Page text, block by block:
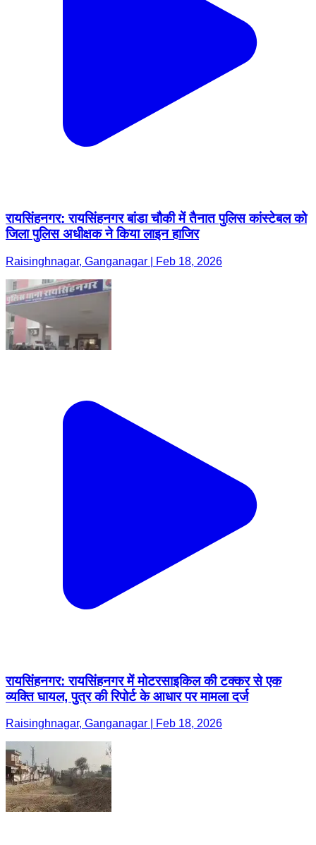
रायसिंहनगर: रायसिंहनगर बांडा चौकी में तैनात पुलिस कांस्टेबल को
जिला पुलिस अधीक्षक ने किया लाइन हाजिर
Raisinghnagar, Ganganagar | Feb 18, 2026
रायसिंहनगर: रायसिंहनगर में मोटरसाइकिल की टक्कर से एक
व्यक्ति घायल, पुत्र की रिपोर्ट के आधार पर मामला दर्ज
Raisinghnagar, Ganganagar | Feb 18, 2026